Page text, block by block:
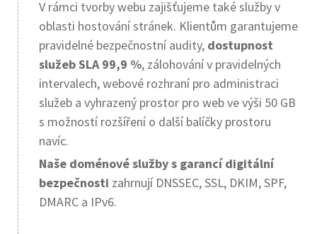
V rámci tvorby webu zajišťujeme také služby v
oblasti hostování stránek. Klientům garantujeme
pravidelné bezpečnostní audity, dostupnost
služeb SLA 99,9 %, zálohování v pravidelných
intervalech, webové rozhraní pro administraci
služeb a vyhrazený prostor pro web ve výši 50 GB
s možností rozšíření o další balíčky prostoru
navíc.
Naše doménové služby s garancí digitální
bezpečnosti zahrnují DNSSEC, SSL, DKIM, SPF,
DMARC a IPv6.